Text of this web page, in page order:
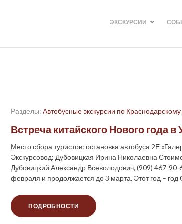
ЭКСКУРСИИ
Разделы: Автобусные экскурсии по
Встреча китайского Нового года в
Место сбора туристов: остановка автобуса 2Е
Экскурсовод: Дубовицкая Ирина Николаевна
Дубовицкий Александр Всеволодович, (909) 467-
февраля и продолжается до 3 марта. Этот год –
ПОДРОБНОСТИ